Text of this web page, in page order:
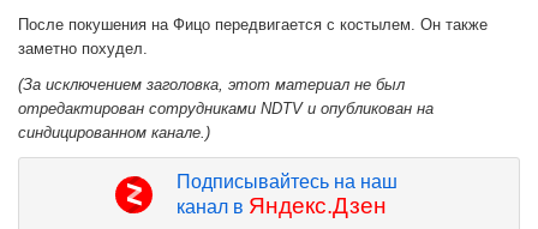
После покушения на Фицо передвигается с костылем. Он также
заметно похудел.
(За исключением заголовка, этот материал не был
отредактирован сотрудниками NDTV и опубликован на
синдицированном канале.)
Подписывайтесь на наш
канал в Яндекс.Дзен